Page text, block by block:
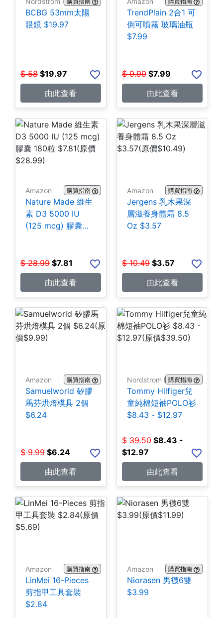
BCBG 53mm太陽
眼鏡 $19.97
$ 58 $19.97
由此查看
TrendPlain 2合1 可
倒可噴霧 玻璃油瓶
$7.99
$ 9.99 $7.99
由此查看
Amazon 購買指南
Nature Made 維生
素 D3 5000 IU
(125 mcg) 膠囊
$ 28.99 $7.81
由此查看
Amazon 購買指南
Jergens 乳木果深
層滋養身體霜 8.5
Oz $3.57
$ 10.49 $3.57
由此查看
Amazon 購買指南
Samuelworld 矽膠
馬芬烘焙模具 2個
$6.24
$ 9.99 $6.24
由此查看
Nordstrom Rack購買指南
Tommy Hilfiger兒
童純棉短袖POLO衫
$8.43 - $12.97
$ 39.50 $8.43 -
$12.97
由此查看
Amazon 購買指南
LinMei 16-Pieces
剪指甲工具套裝
$2.84
Amazon 購買指南
Niorasen 男襪6雙
$3.99